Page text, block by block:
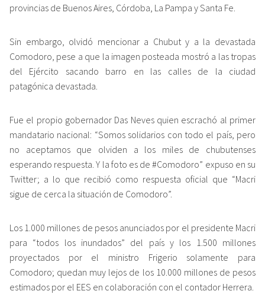
provincias de Buenos Aires, Córdoba, La Pampa y Santa Fe.
Sin embargo, olvidó mencionar a Chubut y a la devastada
Comodoro, pese a que la imagen posteada mostró a las tropas
del Ejército sacando barro en las calles de la ciudad
patagónica devastada.
Fue el propio gobernador Das Neves quien escrachó al primer
mandatario nacional: “Somos solidarios con todo el país, pero
no aceptamos que olviden a los miles de chubutenses
esperando respuesta. Y la foto es de #Comodoro” expuso en su
Twitter; a lo que recibió como respuesta oficial que “Macri
sigue de cerca la situación de Comodoro”.
Los 1.000 millones de pesos anunciados por el presidente Macri
para “todos los inundados” del país y los 1.500 millones
proyectados por el ministro Frigerio solamente para
Comodoro; quedan muy lejos de los 10.000 millones de pesos
estimados por el EES en colaboración con el contador Herrera.